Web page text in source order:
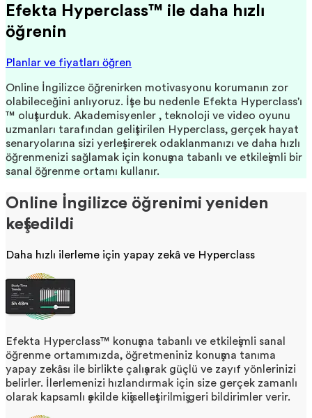
Efekta Hyperclass™ ile daha hızlı
öğrenin
Planlar ve fiyatları öğren
Online İngilizce öğrenirken motivasyonu korumanın zor
olabileceğini anlıyoruz. İşte bu nedenle Efekta Hyperclass'ı
™ oluşturduk. Akademisyenler , teknoloji ve video oyunu
uzmanları tarafından geliştirilen Hyperclass, gerçek hayat
senaryolarına sizi yerleştirerek odaklanmanızı ve daha hızlı
öğrenmenizi sağlamak için konuşma tabanlı ve etkileşimli bir
sanal öğrenme ortamı kullanır.
Online İngilizce öğrenimi yeniden
keşfedildi
Daha hızlı ilerleme için yapay zekâ ve Hyperclass
Efekta Hyperclass™ konuşma tabanlı ve etkileşimli sanal
öğrenme ortamımızda, öğretmeniniz konuşma tanıma
yapay zekâsı ile birlikte çalışarak güçlü ve zayıf yönlerinizi
belirler. İlerlemenizi hızlandırmak için size gerçek zamanlı
olarak kapsamlı şekilde kişiselleştirilmiş geri bildirimler verir.